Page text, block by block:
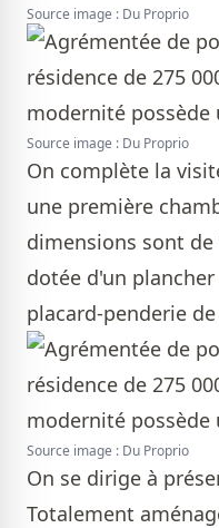
Source image : Du Proprio
Source image : Du Proprio
On complète la
une première
dimensions sont de
dotée d'un
placard-penderie
Source image : Du Proprio
On se dirige à
Totalement